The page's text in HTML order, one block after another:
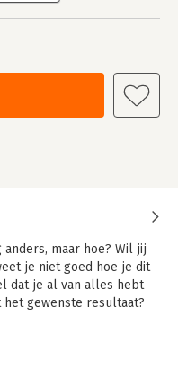
anders, maar hoe? Wil jij
je niet goed hoe je dit
dat je al van alles hebt
gewenste resultaat?